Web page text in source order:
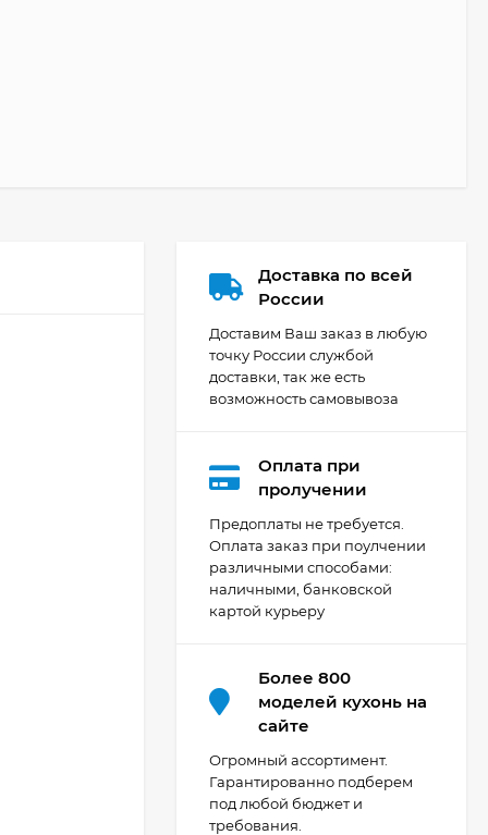
Доставка по всей
России
Доставим Ваш заказ в любую
точку России службой
доставки, так же есть
возможность самовывоза
Оплата при
пролучении
Предоплаты не требуется.
Оплата заказ при поулчении
различными способами:
наличными, банковской
картой курьеру
Более 800
моделей кухонь на
сайте
Огромный ассортимент.
Гарантированно подберем
под любой бюджет и
требования.
Кухня Мишель -
длина 4,2 м
69 303₽
Кухня Принцесса -
44 091
Кухня Point 1,2 м -
13 655₽